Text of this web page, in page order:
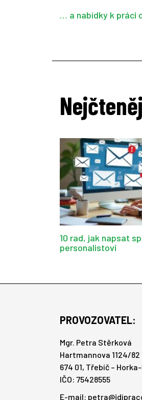
… a nabídky k práci
10 rad, jak napsat
personalistovi
PROVOZOVATEL:
Mgr. Petra Stěrková
Hartmannova 1124/82
674 01, Třebíč –
IČO: 75428555
E-mail: